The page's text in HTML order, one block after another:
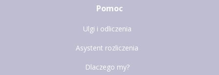
Pomoc
Ulgi i odliczenia
Asystent rozliczenia
Dlaczego my?